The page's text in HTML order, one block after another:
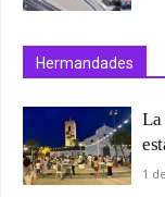
Hermandades
La
1